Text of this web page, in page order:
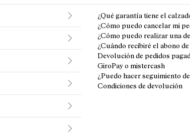
¿Qué garantía tiene el
¿Cómo puedo cancelar mi
¿Cómo puedo realizar una
¿Cuándo recibiré el abono
Devolución de pedidos
GiroPay o mistercash
¿Puedo hacer seguimiento
Condiciones de devolución